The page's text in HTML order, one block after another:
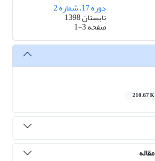
دوره 17، شماره 2
تابستان 1398
صفحه1-3
210.67 K